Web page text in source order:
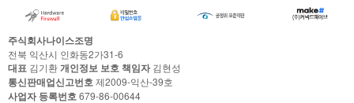
주식회사나이스조명
전북 익산시 인화동2가31-6
대표 김기환개인정보 보호 책임자김현성
통신판매업신고번호제2009-익산-39호
사업자 등록번호679-86-00644